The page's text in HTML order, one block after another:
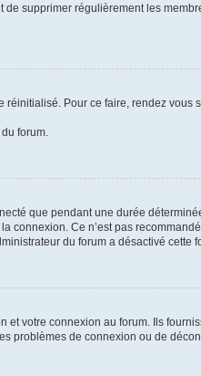
supprimer régulièrement les
Pour ce faire, rendez
forum.
que pendant une durée
connexion. Ce n’est pas
du forum a désactivé cette
votre connexion au forum. Ils
problèmes de connexion ou de